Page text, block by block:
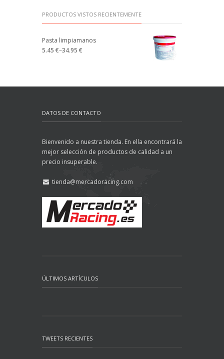
PRODUCTOS VISTOS RECIENTEMENTE
Pasta limpiamanos
5.45 €–34.95 €
DATOS DE CONTACTO
Bienvenido a nuestra tienda. En ella encontrará la
mejor selección de productos de calidad a un
precio insuperable.
tienda@mercadoracing.com
ÚLTIMOS ARTÍCULOS
TWEETS RECIENTES